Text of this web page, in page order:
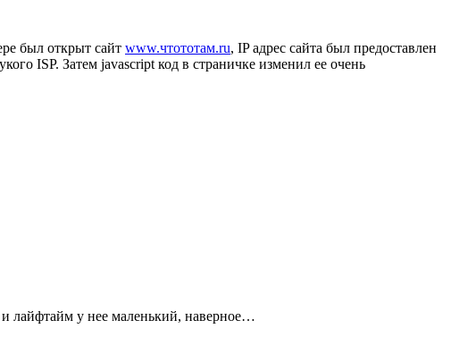
был открыт сайт www.чтототам.ru, IP адрес сайта был предоставлен
ISP. Затем javascript код в страничке изменил ее очень
и лайфтайм у нее маленький, наверное…